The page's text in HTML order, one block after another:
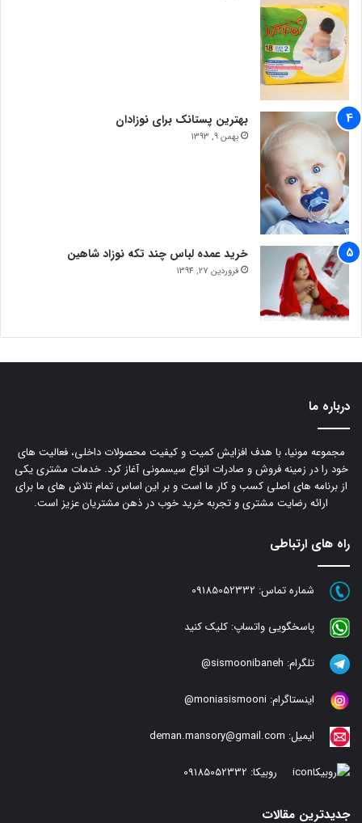
بهترین پستانک برای نوزادان
بهمن 9, 1393
خرید عمده لباس چند تکه نوزاد شاهین
فروردین 27, 1394
درباره ما
مجموعه مونیا، با هدف افزایش کمیت و کیفیت محصولات داخلی، فعالیت های
خود را در زمینه فروش و صادرات انواع سیسمونی آغاز کرد. خدمات مشتری یکی
از برنامه های اصلی کسب و کار ما است و بر این اساس تمام تلاش های ما برای
ارائه رضایت مشتری و تجربه خرید خوب در ذهن مشتریان عزیز است.
راه های ارتباطی
شماره تماس: 09185052332
پاسخگویی واتساپ: کلیک کنید
تلگرام: sismoonibaneh@
اینستاگرام: moniasismooni@
ایمیل: deman.mansory@gmail.com
روبیکا: 09185052332
جدیدترین مقالات